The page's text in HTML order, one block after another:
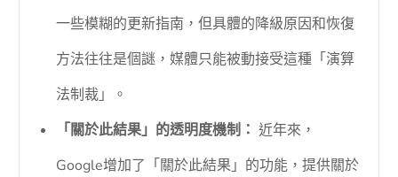
一些模糊的更新指南，但具體的降級原因和恢復
方法往往是個謎，媒體只能被動接受這種「演算
法制裁」。
「關於此結果」的透明度機制： 近年來，
Google增加了「關於此結果」的功能，提供關於